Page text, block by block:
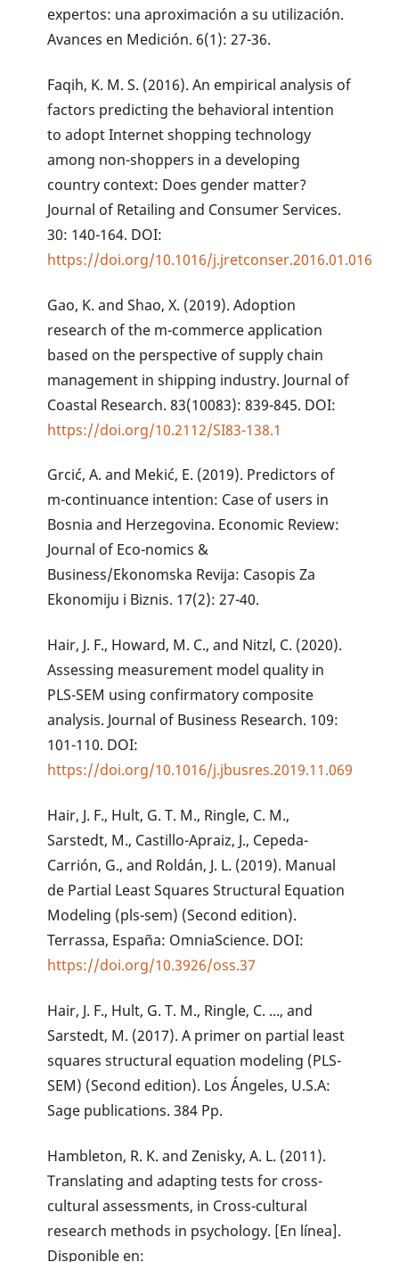
expertos: una aproximación a su utilización.
Avances en Medición. 6(1): 27-36.
Faqih, K. M. S. (2016). An empirical analysis of
factors predicting the behavioral intention
to adopt Internet shopping technology
among non-shoppers in a developing
country context: Does gender matter?
Journal of Retailing and Consumer Services.
30: 140-164. DOI:
https://doi.org/10.1016/j.jretconser.2016.01.016
Gao, K. and Shao, X. (2019). Adoption
research of the m-commerce application
based on the perspective of supply chain
management in shipping industry. Journal of
Coastal Research. 83(10083): 839-845. DOI:
https://doi.org/10.2112/SI83-138.1
Grcić, A. and Mekić, E. (2019). Predictors of
m-continuance intention: Case of users in
Bosnia and Herzegovina. Economic Review:
Journal of Eco-nomics &
Business/Ekonomska Revija: Casopis Za
Ekonomiju i Biznis. 17(2): 27-40.
Hair, J. F., Howard, M. C., and Nitzl, C. (2020).
Assessing measurement model quality in
PLS-SEM using confirmatory composite
analysis. Journal of Business Research. 109:
101-110. DOI:
https://doi.org/10.1016/j.jbusres.2019.11.069
Hair, J. F., Hult, G. T. M., Ringle, C. M.,
Sarstedt, M., Castillo-Apraiz, J., Cepeda-
Carrión, G., and Roldán, J. L. (2019). Manual
de Partial Least Squares Structural Equation
Modeling (pls-sem) (Second edition).
Terrassa, España: OmniaScience. DOI:
https://doi.org/10.3926/oss.37
Hair, J. F., Hult, G. T. M., Ringle, C. ..., and
Sarstedt, M. (2017). A primer on partial least
squares structural equation modeling (PLS-
SEM) (Second edition). Los Ángeles, U.S.A:
Sage publications. 384 Pp.
Hambleton, R. K. and Zenisky, A. L. (2011).
Translating and adapting tests for cross-
cultural assessments, in Cross-cultural
research methods in psychology. [En línea].
Disponible en: